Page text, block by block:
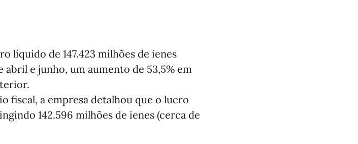
líquido de 147.423 milhões de ienes
e junho, um aumento de 53,5% em
fiscal, a empresa detalhou que o lucro
142.596 milhões de ienes (cerca de